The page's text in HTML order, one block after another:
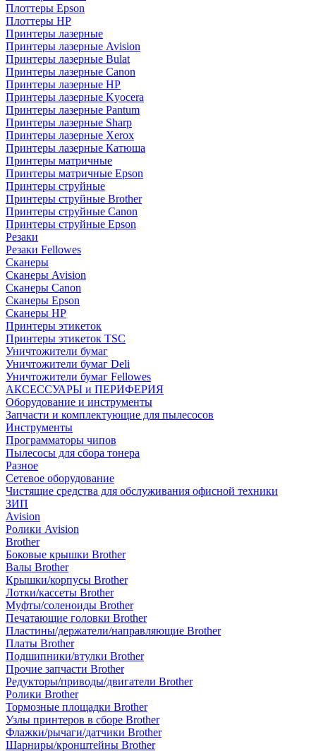
Плоттеры Epson
Плоттеры HP
Принтеры лазерные
Принтеры лазерные Avision
Принтеры лазерные Bulat
Принтеры лазерные Canon
Принтеры лазерные HP
Принтеры лазерные Kyocera
Принтеры лазерные Pantum
Принтеры лазерные Sharp
Принтеры лазерные Xerox
Принтеры лазерные Катюша
Принтеры матричные
Принтеры матричные Epson
Принтеры струйные
Принтеры струйные Brother
Принтеры струйные Canon
Принтеры струйные Epson
Резаки
Резаки Fellowes
Сканеры
Сканеры Avision
Сканеры Canon
Сканеры Epson
Сканеры HP
Принтеры этикеток
Принтеры этикеток TSC
Уничтожители бумаг
Уничтожители бумаг Deli
Уничтожители бумаг Fellowes
АКСЕССУАРЫ и ПЕРИФЕРИЯ
Оборудование и инструменты
Запчасти и комплектующие для пылесосов
Инструменты
Программаторы чипов
Пылесосы для сбора тонера
Разное
Сетевое оборудование
Чистящие средства для обслуживания офисной техники
ЗИП
Avision
Ролики Avision
Brother
Боковые крышки Brother
Валы Brother
Крышки/корпусы Brother
Лотки/кассеты Brother
Муфты/соленоиды Brother
Печатающие головки Brother
Пластины/держатели/направляющие Brother
Платы Brother
Подшипники/втулки Brother
Прочие запчасти Brother
Редукторы/приводы/двигатели Brother
Ролики Brother
Тормозные площадки Brother
Узлы принтеров в сборе Brother
Флажки/рычаги/датчики Brother
Шарниры/кронштейны Brother